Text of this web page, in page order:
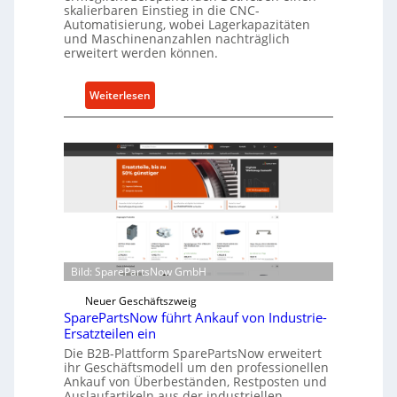
t
s
c
u
t
z
f
ü
r
i
n
i
r
k
t
A
n
skalierbaren Einstieg in die CNC-
Automatisierung, wobei Lagerkapazitäten
und Maschinenanzahlen nachträglich
erweitert werden können.
Weiterlesen:
C
l
l
n
t
w
i
c
k
e
l
t
Bild: SparePartsNow GmbH
Neuer Geschäftszweig
SparePartsNow führt Ankauf von Industrie-
Ersatzteilen ein
Die B2B-Plattform SparePartsNow erweitert
ihr Geschäftsmodell um den professionellen
Ankauf von Überbeständen, Restposten und